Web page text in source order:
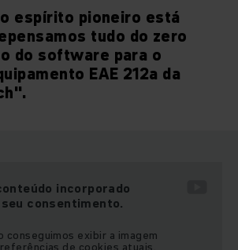
espírito pioneiro está
tudo do zero
do software para o
EAE 212a da
incorporado
consentimento.
conseguimos exibir a imagem